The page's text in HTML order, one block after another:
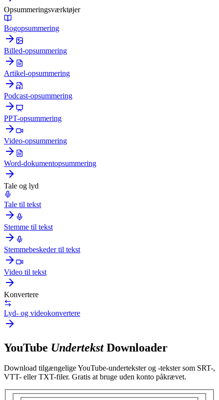
Opsummeringsværktøjer
Bogopsummering
Billed-opsummering
Artikel-opsummering
Podcast-opsummering
PPT-opsummering
Video-opsummering
Word-dokumentopsummering
Tale og lyd
Tale til tekst
Stemme til tekst
Stemmebeskeder til tekst
Video til tekst
Konvertere
Lyd- og videokonvertere
YouTube UndertekstDownloader
Download tilgængelige YouTube-undertekster og -tekster som SRT-,
VTT- eller TXT-filer. Gratis at bruge uden konto påkrævet.